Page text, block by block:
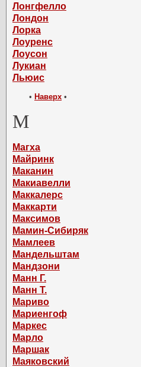
Лонгфелло
Лондон
Лорка
Лоуренс
Лоусон
Лукиан
Льюис
• Наверх •
М
Магха
Майринк
Маканин
Макиавелли
Маккалерс
Маккарти
Максимов
Мамин-Сибиряк
Мамлеев
Мандельштам
Мандзони
Манн Г.
Манн Т.
Мариво
Мариенгоф
Маркес
Марло
Маршак
Маяковский